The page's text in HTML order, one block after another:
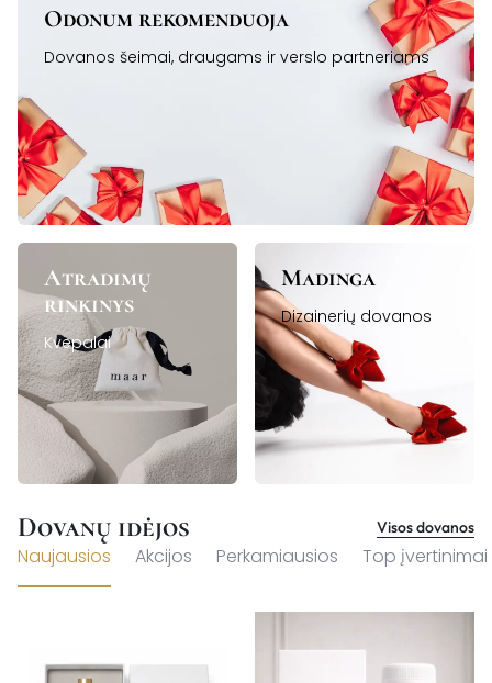
Odonum rekomenduoja
Dovanos šeimai, draugams ir verslo partneriams
Atradimų
rinkinys
Kvepalai
Madinga
Dizainerių dovanos
Dovanų idėjos Visos dovanos
Naujausios Akcijos Perkamiausios Top įvertinimai